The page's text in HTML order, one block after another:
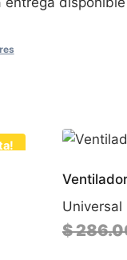
Universal
$